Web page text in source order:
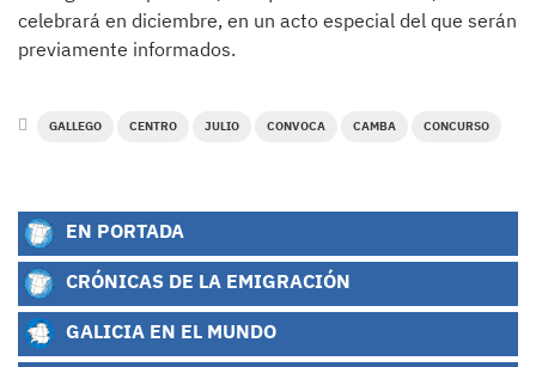
celebrará en diciembre, en un acto especial del que serán
previamente informados.
GALLEGO CENTRO JULIO CONVOCA CAMBA CONCURSO
EN PORTADA
CRÓNICAS DE LA EMIGRACIÓN
GALICIA EN EL MUNDO